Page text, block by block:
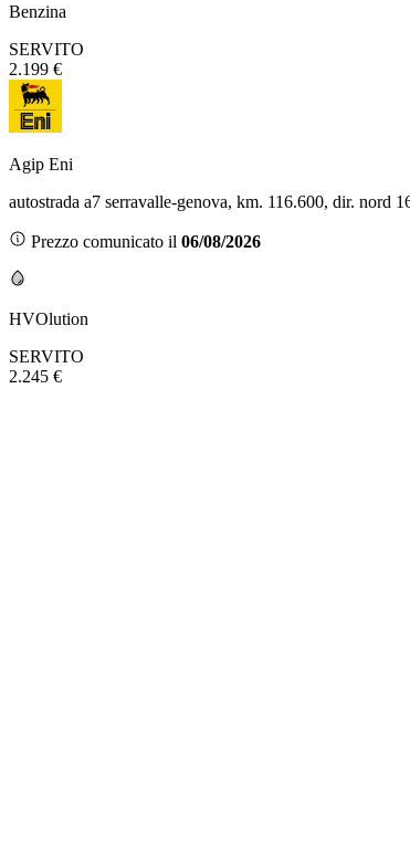
Benzina
SERVITO
2.199 €
Agip Eni
autostrada a7 serravalle-genova, km. 116.600, dir. nord
Prezzo comunicato il 06/08/2026
HVOlution
SERVITO
2.245 €